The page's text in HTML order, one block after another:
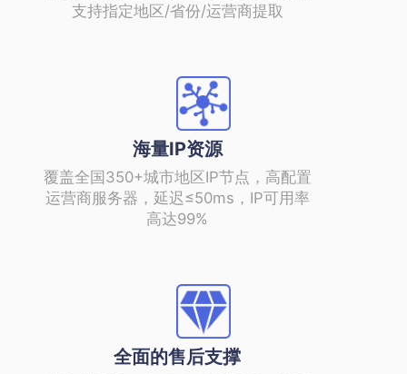
支持指定地区/省份/运营商提取
海量IP资源
覆盖全国350+城市地区IP节点，高配置
运营商服务器，延迟≤50ms，IP可用率
高达99%
全面的售后支撑